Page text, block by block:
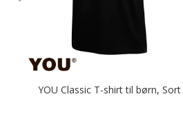
YOU Classic T-shirt til børn, Sort